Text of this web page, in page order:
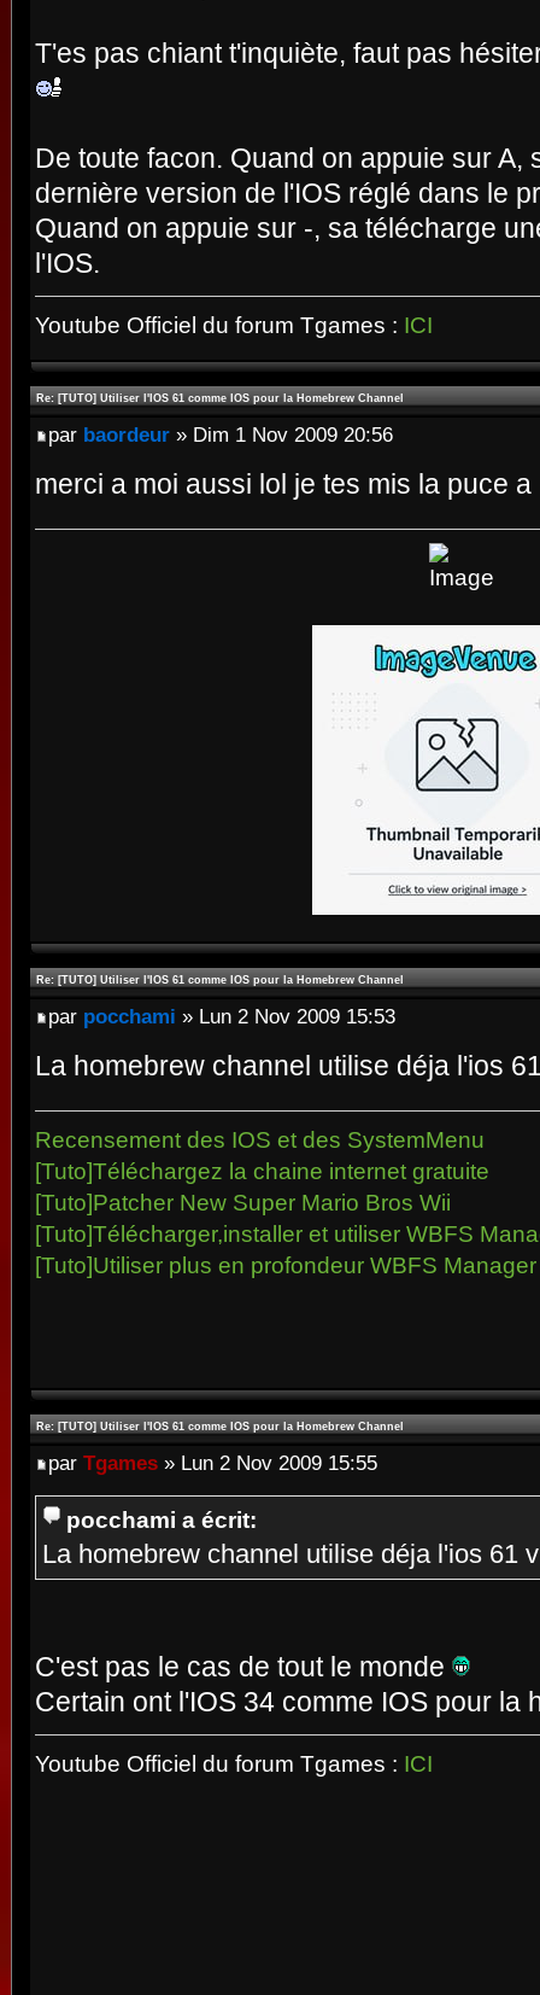
T'es pas chiant t'inquiète, faut pas
De toute facon. Quand on appuie sur A,
dernière version de l'IOS réglé dans le
Quand on appuie sur -, sa télécharge
l'IOS.
Youtube Officiel du forum Tgames : ICI
Re: [TUTO] Utiliser l'IOS 61 comme IOS pour la Homebrew Channel
par baordeur » Dim 1 Nov 2009 20:56
merci a moi aussi lol je tes mis la puce
Re: [TUTO] Utiliser l'IOS 61 comme IOS pour la Homebrew Channel
par pocchami » Lun 2 Nov 2009 15:53
La homebrew channel utilise déja l'ios
Recensement des IOS et des SystemMenu
[Tuto]Téléchargez la chaine internet gratuite
[Tuto]Patcher New Super Mario Bros Wii
[Tuto]Télécharger,installer et utiliser WBFS
[Tuto]Utiliser plus en profondeur WBFS Manager
Re: [TUTO] Utiliser l'IOS 61 comme IOS pour la Homebrew Channel
par Tgames » Lun 2 Nov 2009 15:55
pocchami a écrit:
La homebrew channel utilise déja l'ios 61
C'est pas le cas de tout le monde
Certain ont l'IOS 34 comme IOS pour la
Youtube Officiel du forum Tgames : ICI